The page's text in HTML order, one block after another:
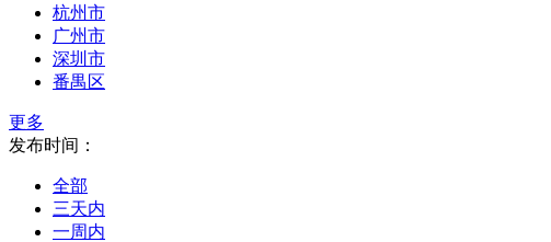
杭州市
广州市
深圳市
番禺区
更多
发布时间：
全部
三天内
一周内